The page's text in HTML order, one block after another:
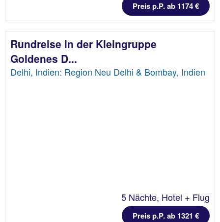
Preis p.P. ab 1174 €
Rundreise in der Kleingruppe
Goldenes D...
Delhi, Indien: Region Neu Delhi & Bombay, Indien
5 Nächte, Hotel + Flug
Preis p.P. ab 1321 €